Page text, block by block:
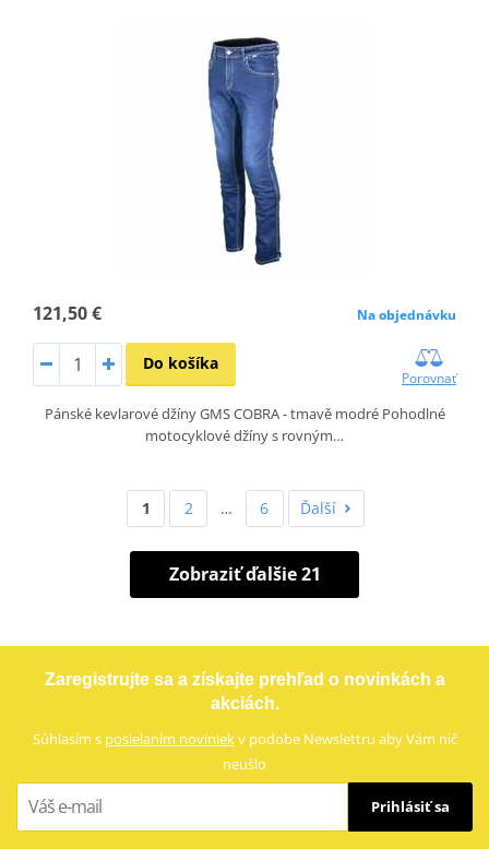
121,50 € Na objednávku
Do košíka
Porovnať
Pánské kevlarové džíny GMS COBRA - tmavě modré Pohodlné
motocyklové džíny s rovným…
1 2 … 6 Ďalší
Zobraziť ďalšie 21
Zaregistrujte sa a získajte prehľad o novinkách a
akciách.
Súhlasím s posielaním noviniekv podobe Newslettru aby Vám nič
neušlo
Prihlásiť sa